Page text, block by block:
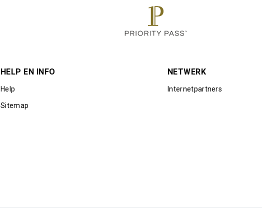
HELP EN INFO
Help
Sitemap
NETWERK
Internetpartners